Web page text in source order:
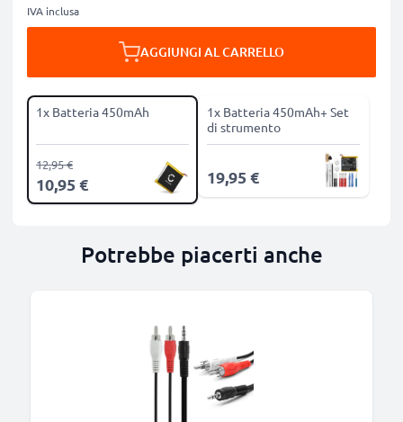
IVA inclusa
AGGIUNGI AL CARRELLO
1x Batteria 450mAh
10,95 €
12,95 €
1x Batteria 450mAh+ Set
di strumento
19,95 €
Potrebbe piacerti anche